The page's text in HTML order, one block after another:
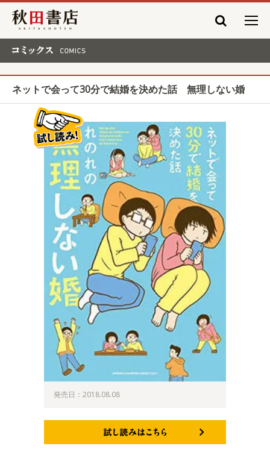
秋田書店
ネットで会って30分で結婚を決めた話 無理しない婚
発売日：2018.08.08